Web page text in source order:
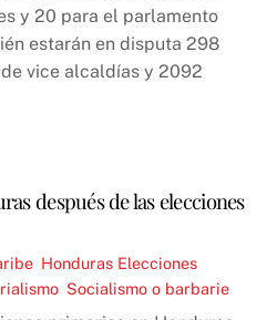
y 20 para el parlamento
estarán en disputa 298
vice alcaldías y 2092
después de las elecciones
Honduras Elecciones
Socialismo o barbarie